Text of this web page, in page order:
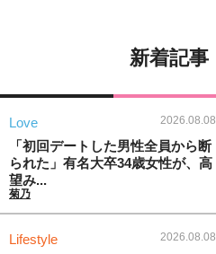
新着記事
Love 2026.08.08
「初回デートした男性全員から断
られた」有名大卒34歳女性が、高
望み...
菊乃
Lifestyle 2026.08.08